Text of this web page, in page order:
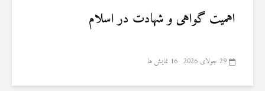
اهمیت گواهی و شهادت در اسلام
29 جولای 2026 16 نمایش ها